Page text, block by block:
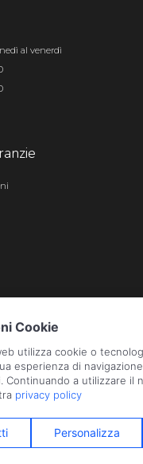
al venerdì
n. 01496180165 · Capitale